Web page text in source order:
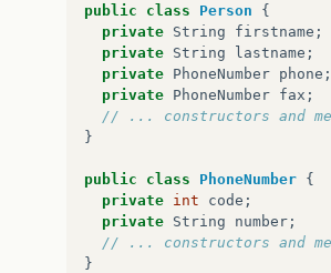
public class Person
{
private String firstname ;
private String lastname ;
private PhoneNumber phone ;
private PhoneNumber fax ;
// ... constructors and
}
public class PhoneNumber {
private int code ;
private String number ;
// ... constructors and
}